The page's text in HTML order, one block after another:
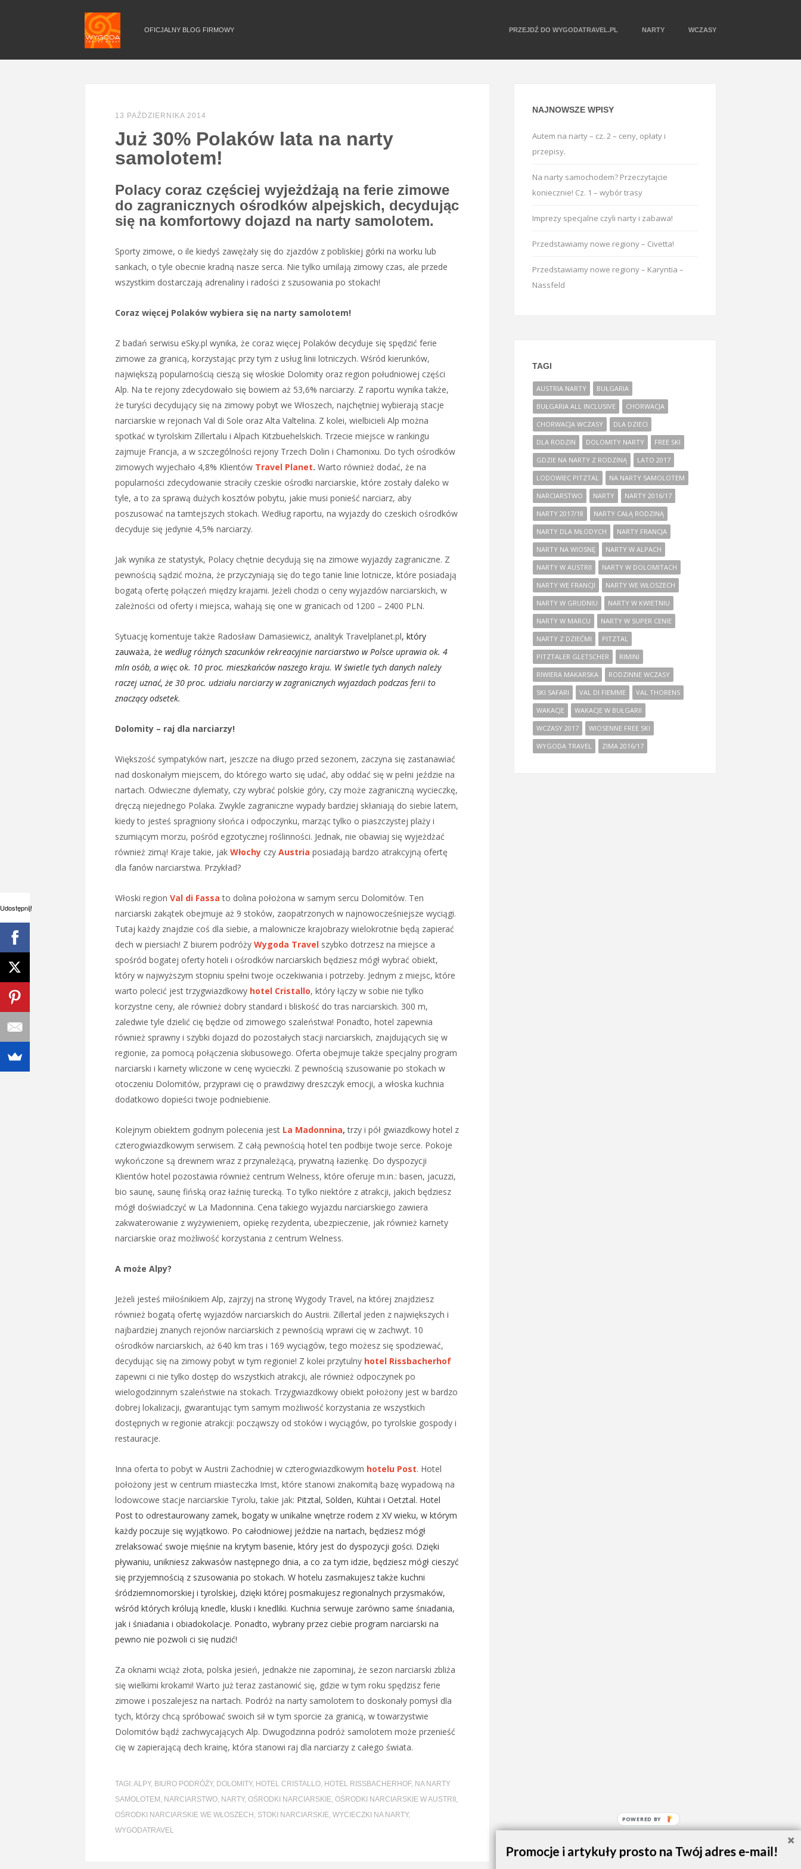
OFICJALNY BLOG FIRMOWY PRZEJDŹ DO WYGODATRAVEL.PL NARTY WCZASY
13 PAŹDZIERNIKA 2014
Już 30% Polaków lata na narty
samolotem!
Polacy coraz częściej wyjeżdżają na ferie zimowe
do zagranicznych ośrodków alpejskich, decydując
się na komfortowy dojazd na narty samolotem.
Sporty zimowe, o ile kiedyś zawężały się do zjazdów z pobliskiej górki na worku lub
sankach, o tyle obecnie kradną nasze serca. Nie tylko umilają zimowy czas, ale przede
wszystkim dostarczają adrenaliny i radości z szusowania po stokach!
Coraz więcej Polaków wybiera się na narty samolotem!
Z badań serwisu eSky.pl wynika, że coraz więcej Polaków decyduje się spędzić ferie
zimowe za granicą, korzystając przy tym z usług linii lotniczych. Wśród kierunków,
największą popularnością cieszą się włoskie Dolomity oraz region południowej części
Alp. Na te rejony zdecydowało się bowiem aż 53,6% narciarzy. Z raportu wynika także,
że turyści decydujący się na zimowy pobyt we Włoszech, najchętniej wybierają stacje
narciarskie w rejonach Val di Sole oraz Alta Valtelina. Z kolei, wielbicieli Alp można
spotkać w tyrolskim Zillertalu i Alpach Kitzbuehelskich. Trzecie miejsce w rankingu
zajmuje Francja, a w szczególności rejony Trzech Dolin i Chamonixu. Do tych ośrodków
zimowych wyjechało 4,8% Klientów Travel Planet. Warto również dodać, że na
popularności zdecydowanie straciły czeskie ośrodki narciarskie, które zostały daleko w
tyle, a to za sprawą dużych kosztów pobytu, jakie musi ponieść narciarz, aby
poszusować na tamtejszych stokach. Według raportu, na wyjazdy do czeskich ośrodków
decyduje się jedynie 4,5% narciarzy.
Jak wynika ze statystyk, Polacy chętnie decydują się na zimowe wyjazdy zagraniczne. Z
pewnością sądzić można, że przyczyniają się do tego tanie linie lotnicze, które posiadają
bogatą ofertę połączeń między krajami. Jeżeli chodzi o ceny wyjazdów narciarskich, w
zależności od oferty i miejsca, wahają się one w granicach od 1200 – 2400 PLN.
Sytuację komentuje także Radosław Damasiewicz, analityk Travelplanet.pl, który
zauważa, że według różnych szacunków rekreacyjnie narciarstwo w Polsce uprawia ok. 4
mln osób, a więc ok. 10 proc. mieszkańców naszego kraju. W świetle tych danych należy
raczej uznać, że 30 proc. udziału narciarzy w zagranicznych wyjazdach podczas ferii to
znaczący odsetek.
Dolomity – raj dla narciarzy!
Większość sympatyków nart, jeszcze na długo przed sezonem, zaczyna się zastanawiać
nad doskonałym miejscem, do którego warto się udać, aby oddać się w pełni jeździe na
nartach. Odwieczne dylematy, czy wybrać polskie góry, czy może zagraniczną wycieczkę,
dręczą niejednego Polaka. Zwykle zagraniczne wypady bardziej skłaniają do siebie latem,
kiedy to jesteś spragniony słońca i odpoczynku, marząc tylko o piaszczystej plaży i
szumiącym morzu, pośród egzotycznej roślinności. Jednak, nie obawiaj się wyjeżdżać
również zimą! Kraje takie, jak Włochy czy Austria posiadają bardzo atrakcyjną ofertę
dla fanów narciarstwa. Przykład?
Włoski region Val di Fassa to dolina położona w samym sercu Dolomitów. Ten
narciarski zakątek obejmuje aż 9 stoków, zaopatrzonych w najnowocześniejsze wyciągi.
Tutaj każdy znajdzie coś dla siebie, a malownicze krajobrazy wielokrotnie będą zapierać
dech w piersiach! Z biurem podróży Wygoda Travel szybko dotrzesz na miejsce a
spośród bogatej oferty hoteli i ośrodków narciarskich będziesz mógł wybrać obiekt,
który w najwyższym stopniu spełni twoje oczekiwania i potrzeby. Jednym z miejsc, które
warto polecić jest trzygwiazdkowy hotel Cristallo, który łączy w sobie nie tylko
korzystne ceny, ale również dobry standard i bliskość do tras narciarskich. 300 m,
zaledwie tyle dzielić cię będzie od zimowego szaleństwa! Ponadto, hotel zapewnia
również sprawny i szybki dojazd do pozostałych stacji narciarskich, znajdujących się w
regionie, za pomocą połączenia skibusowego. Oferta obejmuje także specjalny program
narciarski i karnety wliczone w cenę wycieczki. Z pewnością szusowanie po stokach w
otoczeniu Dolomitów, przyprawi cię o prawdziwy dreszczyk emocji, a włoska kuchnia
dodatkowo dopieści twoje podniebienie.
Kolejnym obiektem godnym polecenia jest La Madonnina,trzy i pół gwiazdkowy hotel z
czterogwiazdkowym serwisem. Z całą pewnością hotel ten podbije twoje serce. Pokoje
wykończone są drewnem wraz z przynależącą, prywatną łazienkę. Do dyspozycji
Klientów hotel pozostawia również centrum Welness, które oferuje m.in.: basen, jacuzzi,
bio saunę, saunę fińską oraz łaźnię turecką. To tylko niektóre z atrakcji, jakich będziesz
mógł doświadczyć w La Madonnina. Cena takiego wyjazdu narciarskiego zawiera
zakwaterowanie z wyżywieniem, opiekę rezydenta, ubezpieczenie, jak również karnety
narciarskie oraz możliwość korzystania z centrum Welness.
A może Alpy?
Jeżeli jesteś miłośnikiem Alp, zajrzyj na stronę Wygody Travel, na której znajdziesz
również bogatą ofertę wyjazdów narciarskich do Austrii. Zillertal jeden z największych i
najbardziej znanych rejonów narciarskich z pewnością wprawi cię w zachwyt. 10
ośrodków narciarskich, aż 640 km tras i 169 wyciągów, tego możesz się spodziewać,
decydując się na zimowy pobyt w tym regionie! Z kolei przytulny hotel Rissbacherhof
zapewni ci nie tylko dostęp do wszystkich atrakcji, ale również odpoczynek po
wielogodzinnym szaleństwie na stokach. Trzygwiazdkowy obiekt położony jest w bardzo
dobrej lokalizacji, gwarantując tym samym możliwość korzystania ze wszystkich
dostępnych w regionie atrakcji: począwszy od stoków i wyciągów, po tyrolskie gospody i
restauracje.
Inna oferta to pobyt w Austrii Zachodniej w czterogwiazdkowym hotelu Post. Hotel
położony jest w centrum miasteczka Imst, które stanowi znakomitą bazę wypadową na
lodowcowe stacje narciarskie Tyrolu, takie jak: Pitztal, Sölden, Kühtai i Oetztal. Hotel
Post to odrestaurowany zamek, bogaty w unikalne wnętrze rodem z XV wieku, w którym
każdy poczuje się wyjątkowo. Po całodniowej jeździe na nartach, będziesz mógł
zrelaksować swoje mięśnie na krytym basenie, który jest do dyspozycji gości. Dzięki
pływaniu, unikniesz zakwasów następnego dnia, a co za tym idzie, będziesz mógł cieszyć
się przyjemnością z szusowania po stokach. W hotelu zasmakujesz także kuchni
śródziemnomorskiej i tyrolskiej, dzięki której posmakujesz regionalnych przysmaków,
wśród których królują knedle, kluski i knedliki. Kuchnia serwuje zarówno same śniadania,
jak i śniadania i obiadokolacje. Ponadto, wybrany przez ciebie program narciarski na
pewno nie pozwoli ci się nudzić!
Za oknami wciąż złota, polska jesień, jednakże nie zapominaj, że sezon narciarski zbliża
się wielkimi krokami! Warto już teraz zastanowić się, gdzie w tym roku spędzisz ferie
zimowe i poszalejesz na nartach. Podróż na narty samolotem to doskonały pomysł dla
tych, którzy chcą spróbować swoich sił w tym sporcie za granicą, w towarzystwie
Dolomitów bądź zachwycających Alp. Dwugodzinna podróż samolotem może przenieść
cię w zapierającą dech krainę, która stanowi raj dla narciarzy z całego świata.
TAGI: ALPY, BIURO PODRÓŻY, DOLOMITY, HOTEL CRISTALLO, HOTEL RISSBACHERHOF, NA NARTY
SAMOLOTEM , NARCIARSTWO, NARTY, OŚRODKI NARCIARSKIE, OŚRODKI NARCIARSKIE W AUSTRII ,
OŚRODKI NARCIARSKIE WE WŁOSZECH , STOKI NARCIARSKIE, WYCIECZKI NA NARTY,
WYGODATRAVEL
NAJNOWSZE WPISY
Autem na narty – cz. 2 – ceny, opłaty i
przepisy.
Na narty samochodem? Przeczytajcie
koniecznie! Cz. 1 – wybór trasy
Imprezy specjalne czyli narty i zabawa!
Przedstawiamy nowe regiony – Civetta!
Przedstawiamy nowe regiony – Karyntia –
Nassfeld
TAGI
AUSTRIA NARTY
BUŁGARIA
BUŁGARIA ALL INCLUSIVE
CHORWACJA
CHORWACJA WCZASY
DLA DZIECI
DLA RODZIN
DOLOMITY NARTY
FREE SKI
GDZIE NA NARTY Z RODZINĄ
LATO 2017
LODOWIEC PITZTAL
NA NARTY SAMOLOTEM
NARCIARSTWO
NARTY
NARTY 2016/17
NARTY 2017/18
NARTY CAŁĄ RODZINĄ
NARTY DLA MŁODYCH
NARTY FRANCJA
NARTY NA WIOSNĘ
NARTY W ALPACH
NARTY W AUSTRII
NARTY W DOLOMITACH
NARTY WE FRANCJI
NARTY WE WŁOSZECH
NARTY W GRUDNIU
NARTY W KWIETNIU
NARTY W MARCU
NARTY W SUPER CENIE
NARTY Z DZIEĆMI
PITZTAL
PITZTALER GLETSCHER
RIMINI
RIWIERA MAKARSKA
RODZINNE WCZASY
SKI SAFARI
VAL DI FIEMME
VAL THORENS
WAKACJE
WAKACJE W BUŁGARII
WCZASY 2017
WIOSENNE FREE SKI
WYGODA TRAVEL
ZIMA 2016/17
Udostępnij!
Promocje i artykuły prosto na Twój adres e-mail!
POWERED BY